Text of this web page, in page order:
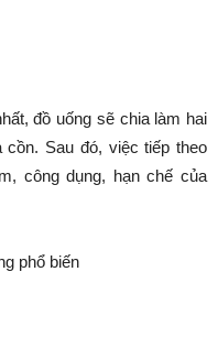
đồ uống sẽ chia làm hai
Sau đó, việc tiếp theo
công dụng, hạn chế của
phổ biến